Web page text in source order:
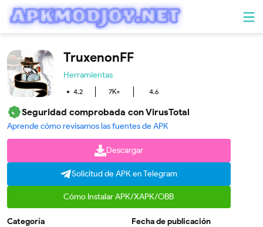
TruxenonFF
Herramientas
4.2 7K+ 4.6
Seguridad comprobada con VirusTotal
Aprende cómo revisamos las fuentes de APK
Descargar
Solicitud de APK en Telegram
Cómo Instalar APK/XAPK/OBB
Categoría
Fecha de publicación